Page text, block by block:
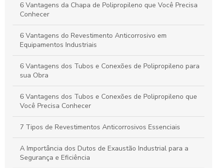
Dutos de Polipropileno: Principais Benefícios e Aplicações
Indispensáveis
Duto de Polipropileno: Benefícios para Projetos Sustentáveis
e de Alto Desempenho
6 Vantagens da Chapa de Polipropileno que Você Precisa
Conhecer
6 Vantagens do Revestimento Anticorrosivo em
Equipamentos Industriais
6 Vantagens dos Tubos e Conexões de Polipropileno para
sua Obra
6 Vantagens dos Tubos e Conexões de Polipropileno que
Você Precisa Conhecer
7 Tipos de Revestimentos Anticorrosivos Essenciais
A Importância dos Dutos de Exaustão Industrial para a
Segurança e Eficiência